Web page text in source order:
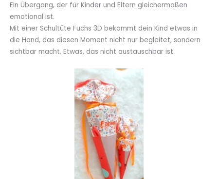
Ein Übergang, der für Kinder und Eltern gleichermaßen
emotional ist.
Mit einer Schultüte Fuchs 3D bekommt dein Kind etwas in
die Hand, das diesen Moment nicht nur begleitet, sondern
sichtbar macht. Etwas, das nicht austauschbar ist.